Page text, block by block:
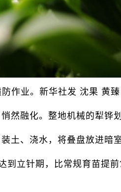
作业。新华社发 沈果 黄臻
融化。整地机械的犁铧
、浇水，将叠盘放进暗室
立针期，比常规育苗提前